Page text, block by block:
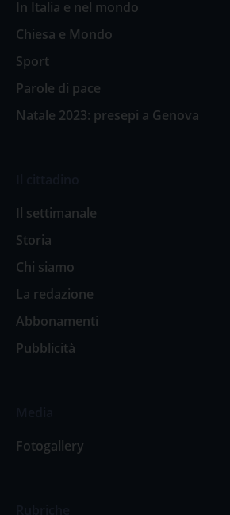
In Italia e nel mondo
Chiesa e Mondo
Sport
Parole di pace
Natale 2023: presepi a Genova
Il settimanale
Storia
Chi siamo
La redazione
Abbonamenti
Pubblicità
Fotogallery